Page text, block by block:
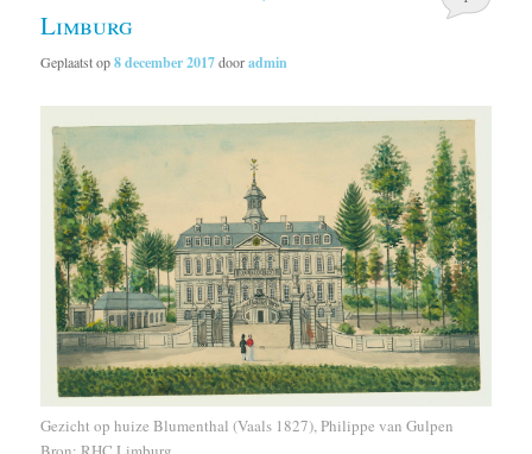
Limburg
Geplaatst op8 december 2017dooradmin
Gezicht op huize Blumenthal (Vaals 1827), Philippe van Gulpen